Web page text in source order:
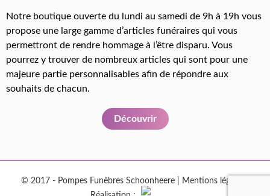
Notre boutique ouverte du lundi au samedi de 9h à 19h vous
propose une large gamme d’articles funéraires qui vous
permettront de rendre hommage à l’être disparu. Vous
pourrez y trouver de nombreux articles qui sont pour une
majeure partie personnalisables afin de répondre aux
souhaits de chacun.
Découvrir
© 2017 - Pompes Funèbres Schoonheere | Mentions légales